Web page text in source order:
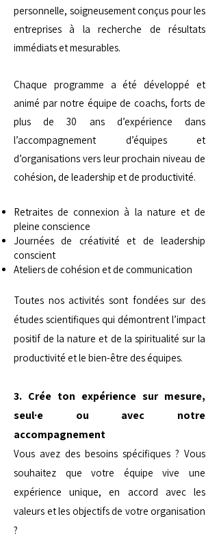
personnelle, soigneusement conçus pour les
entreprises à la recherche de résultats
immédiats et mesurables.
Chaque programme a été développé et
animé par notre équipe de coachs, forts de
plus de 30 ans d’expérience dans
l’accompagnement d’équipes et
d’organisations vers leur prochain niveau de
cohésion, de leadership et de productivité.
Retraites de connexion à la nature et de
pleine conscience
Journées de créativité et de leadership
conscient
Ateliers de cohésion et de communication
Toutes nos activités sont fondées sur des
études scientifiques qui démontrent l’impact
positif de la nature et de la spiritualité sur la
productivité et le bien-être des équipes.
3. Crée ton expérience sur mesure,
seul·e ou avec notre
accompagnement
Vous avez des besoins spécifiques ? Vous
souhaitez que votre équipe vive une
expérience unique, en accord avec les
valeurs et les objectifs de votre organisation
?